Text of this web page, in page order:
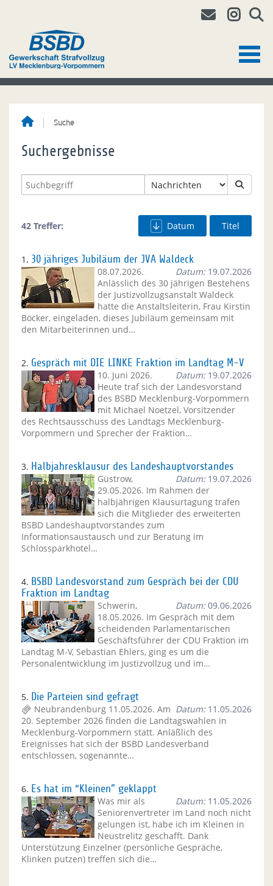
Suche
Suchergebnisse
42 Treffer: Datum Titel
1. 30 jähriges Jubiläum der JVA Waldeck
Datum:19.07.2026
08.07.2026.
Anlässlich des 30 jährigen Bestehens
der Justizvollzugsanstalt Waldeck
hatte die Anstaltsleiterin, Frau Kirstin
Böcker, eingeladen, dieses Jubiläum gemeinsam mit
den Mitarbeiterinnen und…
2. Gespräch mit DIE LINKE Fraktion im Landtag M-V
Datum:19.07.2026
10. Juni 2026.
Heute traf sich der Landesvorstand
des BSBD Mecklenburg-Vorpommern
mit Michael Noetzel, Vorsitzender
des Rechtsausschuss des Landtags Mecklenburg-
Vorpommern und Sprecher der Fraktion…
3. Halbjahresklausur des Landeshauptvorstandes
Datum:19.07.2026
Güstrow,
29.05.2026. Im Rahmen der
halbjährigen Klausurtagung trafen
sich die Mitglieder des erweiterten
BSBD Landeshauptvorstandes zum
Informationsaustausch und zur Beratung im
Schlossparkhotel…
4. BSBD Landesvorstand zum Gespräch bei der CDU
Fraktion im Landtag
Datum:09.06.2026
Schwerin,
18.05.2026. Im Gespräch mit dem
scheidenden Parlamentarischen
Geschäftsführer der CDU Fraktion im
Landtag M-V, Sebastian Ehlers, ging es um die
Personalentwicklung im Justizvollzug und im…
5. Die Parteien sind gefragt
Datum:11.05.2026
Neubrandenburg 11.05.2026. Am
20. September 2026 finden die Landtagswahlen in
Mecklenburg-Vorpommern statt. Anläßlich des
Ereignisses hat sich der BSBD Landesverband
entschlossen, sogenannte…
6. Es hat im “Kleinen” geklappt
Datum:11.05.2026
Was mir als
Seniorenvertreter im Land noch nicht
gelungen ist, habe ich im Kleinen in
Neustrelitz geschafft. Dank
Unterstützung Einzelner (persönliche Gespräche,
Klinken putzen) treffen sich die…